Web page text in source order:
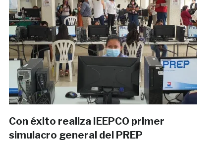
Con éxito realiza IEEPCO primer
simulacro general del PREP